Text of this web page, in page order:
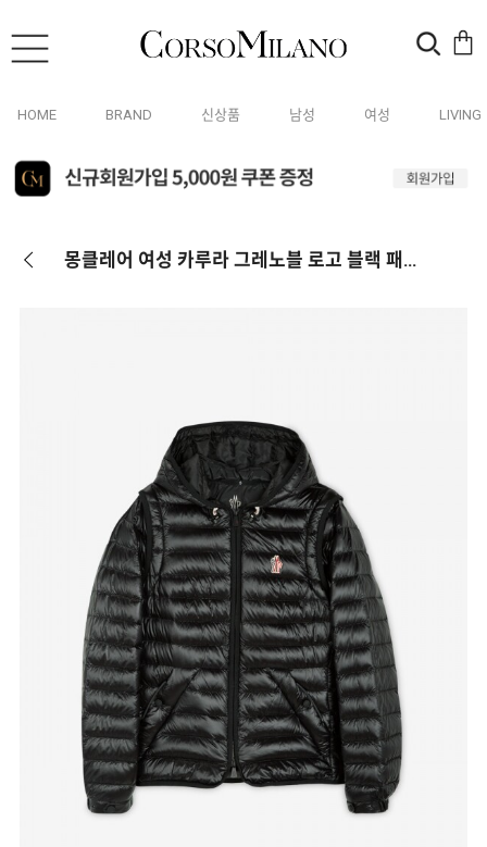
HOME BRAND 신상품 남성 여성 LIVING
몽클레어 여성 카루라 그레노블 로고 블랙 패딩 1A00008 597X6 999